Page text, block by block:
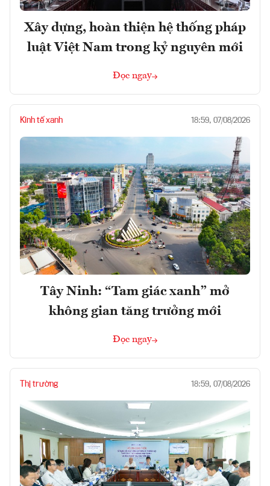
Xây dựng, hoàn thiện hệ thống pháp
luật Việt Nam trong kỷ nguyên mới
Đọc ngay
Kinh tế xanh 18:59, 07/08/2026
Tây Ninh: “Tam giác xanh” mở
không gian tăng trưởng mới
Đọc ngay
Thị trường 18:59, 07/08/2026